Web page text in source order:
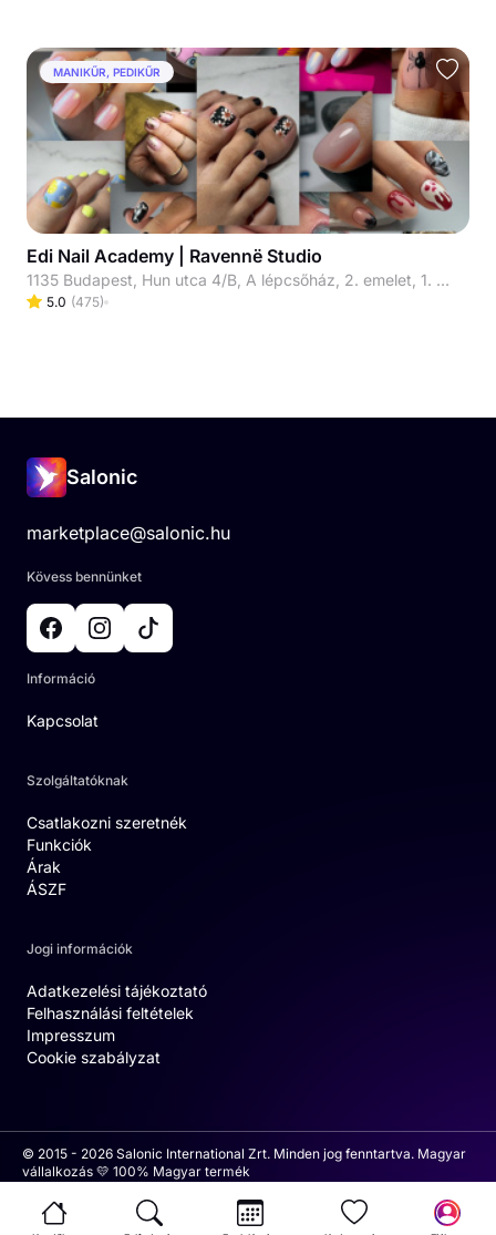
MANIKŰR, PEDIKŰR
Edi Nail Academy | Ravennë Studio
1135 Budapest, Hun utca 4/B, A lépcsőház, 2. emelet, 1. ajtó, Kapucsengő: 19
5.0 (475)
Salonic
marketplace@salonic.hu
Kövess bennünket
Információ
Kapcsolat
Szolgáltatóknak
Csatlakozni szeretnék
Funkciók
Árak
ÁSZF
Jogi információk
Adatkezelési tájékoztató
Felhasználási feltételek
Impresszum
Cookie szabályzat
© 2015 - 2026 Salonic International Zrt. Minden jog fenntartva. Magyar
vállalkozás 💛 100% Magyar termék